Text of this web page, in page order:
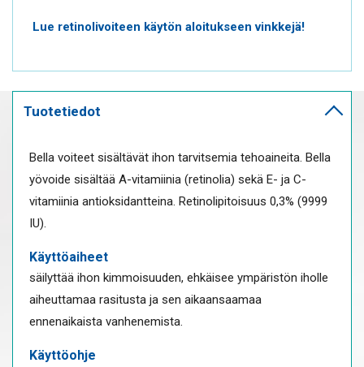
Lue retinolivoiteen käytön aloitukseen vinkkejä!
Tuotetiedot
Bella voiteet sisältävät ihon tarvitsemia tehoaineita. Bella
yövoide sisältää A-vitamiinia (retinolia) sekä E- ja C-
vitamiinia antioksidantteina. Retinolipitoisuus 0,3% (9999
IU).
Käyttöaiheet
säilyttää ihon kimmoisuuden, ehkäisee ympäristön iholle
aiheuttamaa rasitusta ja sen aikaansaamaa
ennenaikaista vanhenemista.
Käyttöohje